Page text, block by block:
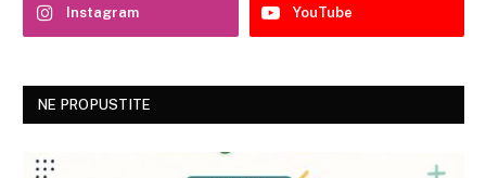
Instagram YouTube
NE PROPUSTITE